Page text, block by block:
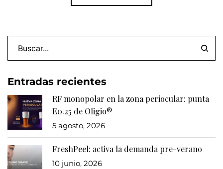
Entradas recientes
RF monopolar en la zona periocular: punta
E0.25 de Oligio®
5 agosto, 2026
FreshPeel: activa la demanda pre-verano
10 junio, 2026